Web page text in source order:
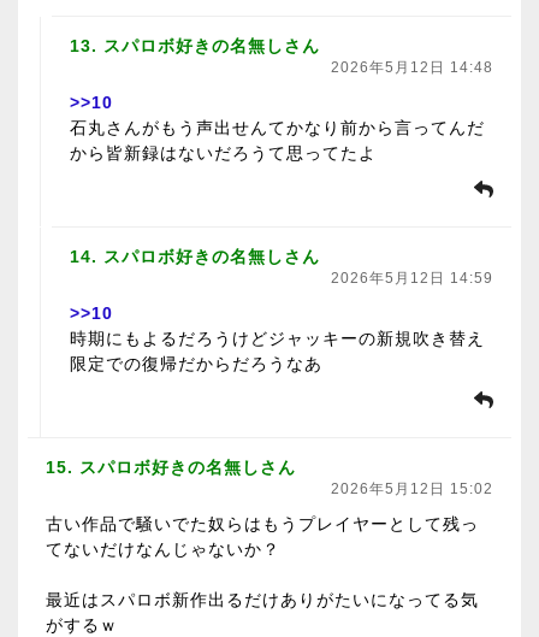
13. スパロボ好きの名無しさん
2026年5月12日 14:48
>>10
石丸さんがもう声出せんてかなり前から言ってんだ
から皆新録はないだろうて思ってたよ
14. スパロボ好きの名無しさん
2026年5月12日 14:59
>>10
時期にもよるだろうけどジャッキーの新規吹き替え
限定での復帰だからだろうなあ
15. スパロボ好きの名無しさん
2026年5月12日 15:02
古い作品で騒いでた奴らはもうプレイヤーとして残っ
てないだけなんじゃないか？
最近はスパロボ新作出るだけありがたいになってる気
がするｗ